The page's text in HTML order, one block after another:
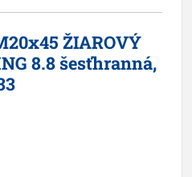
ŽIAROVÝ
8.8 šesťhranná,